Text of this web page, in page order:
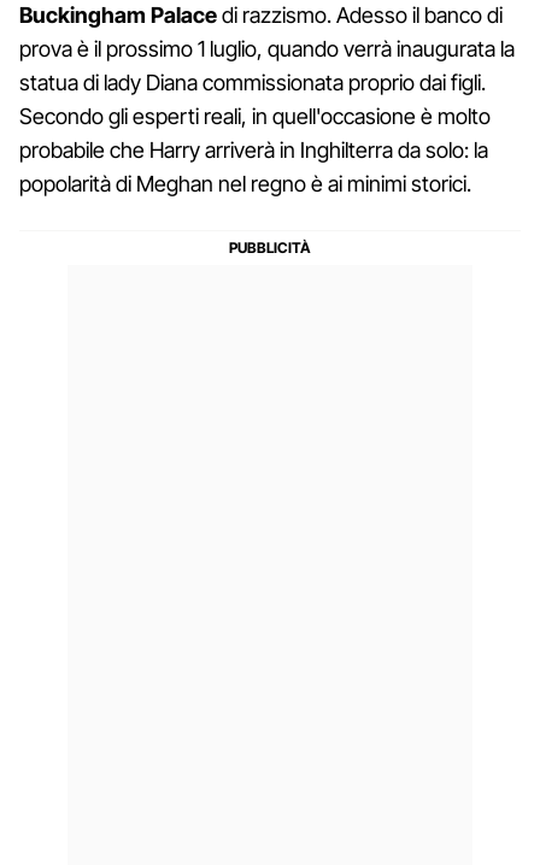
Buckingham Palacedi razzismo. Adesso il banco di
prova è il prossimo 1 luglio, quando verrà inaugurata la
statua di lady Diana commissionata proprio dai figli.
Secondo gli esperti reali, in quell'occasione è molto
probabile che Harry arriverà in Inghilterra da solo: la
popolarità di Meghan nel regno è ai minimi storici.